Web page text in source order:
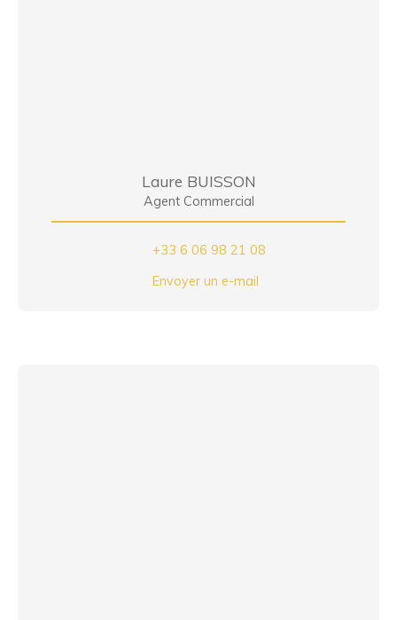
Laure BUISSON
Agent Commercial
+33 6 06 98 21 08
Envoyer un e-mail